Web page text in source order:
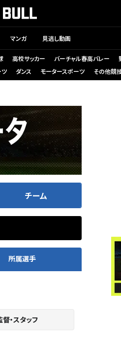
マンガ 見逃し動画
高校サッカー バーチャル春高バレー
ツ ダンス モータースポーツ その他競
チーム
所属選手
督・スタッフ